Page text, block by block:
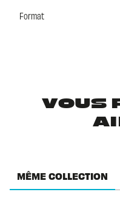
Format
VOUS
MÊME COLLECTION